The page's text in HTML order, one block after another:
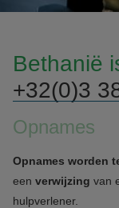
Bethanië
+32(0)3
Opnames
Opnames worden
een verwijzing van
hulpverlener.